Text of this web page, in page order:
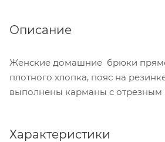
Описание
Женские домашние брюки
плотного хлопка, пояс на
выполнены карманы с отрезным
Характеристики